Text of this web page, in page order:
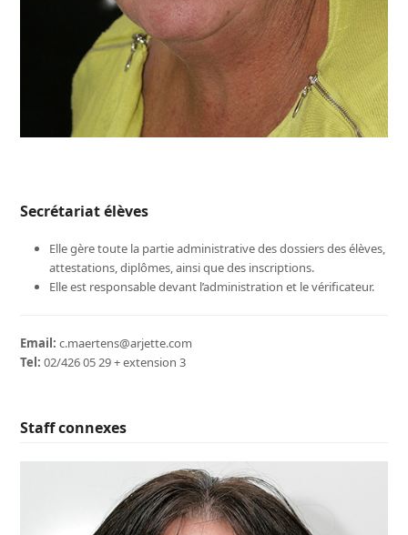
Secrétariat élèves
Elle gère toute la partie administrative des dossiers des élèves,
attestations, diplômes, ainsi que des inscriptions.
Elle est responsable devant l’administration et le vérificateur.
Email:c.maertens@arjette.com
Tel: 02/426 05 29 + extension 3
Staff connexes